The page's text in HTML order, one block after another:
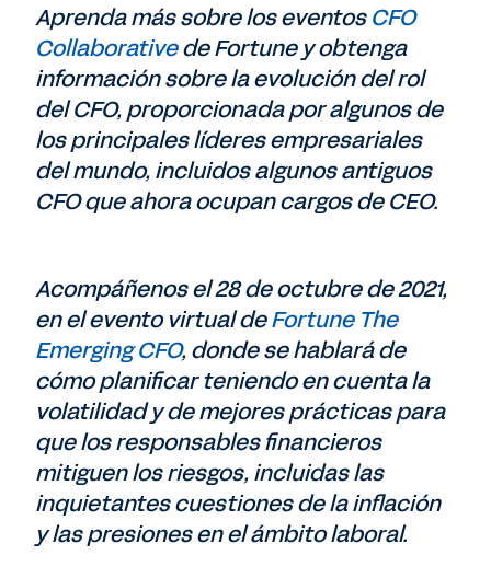
Aprenda más sobre los eventosCFO
Collaborativede Fortune y obtenga
información sobre la evolución del rol
del CFO, proporcionada por algunos de
los principales líderes empresariales
del mundo, incluidos algunos antiguos
CFO que ahora ocupan cargos de CEO.
Acompáñenos el 28 de octubre de 2021,
en el evento virtual deFortune The
Emerging CFO, donde se hablará de
cómo planificar teniendo en cuenta la
volatilidad y de mejores prácticas para
que los responsables financieros
mitiguen los riesgos, incluidas las
inquietantes cuestiones de la inflación
y las presiones en el ámbito laboral.